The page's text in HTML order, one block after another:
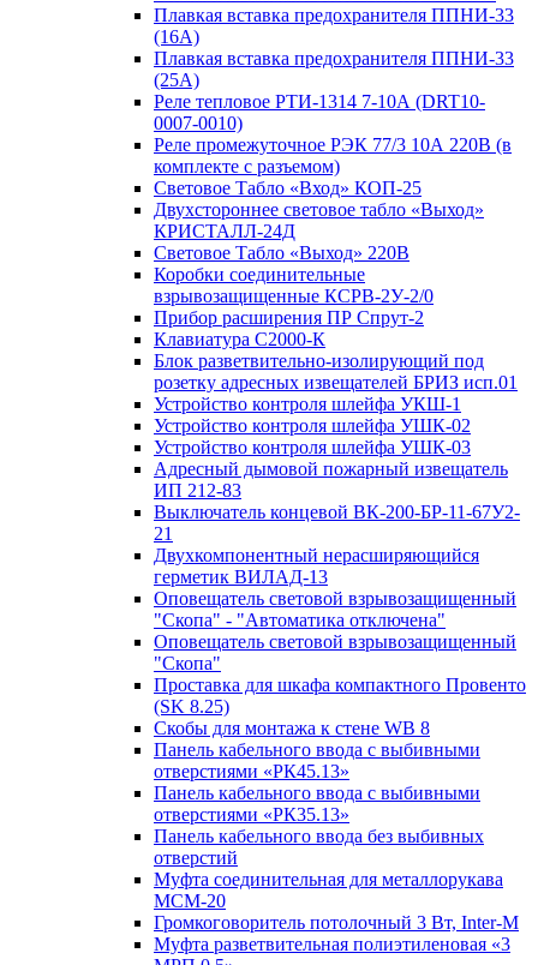
Плавкая вставка предохранителя ППНИ-33
(16А)
Плавкая вставка предохранителя ППНИ-33
(25А)
Реле тепловое РТИ-1314 7-10А (DRT10-
0007-0010)
Реле промежуточное РЭК 77/3 10А 220В (в
комплекте с разъемом)
Световое Табло «Вход» КОП-25
Двухстороннее световое табло «Выход»
КРИСТАЛЛ-24Д
Световое Табло «Выход» 220В
Коробки соединительные
взрывозащищенные КСРВ-2У-2/0
Прибор расширения ПР Спрут-2
Клавиатура С2000-К
Блок разветвительно-изолирующий под
розетку адресных извещателей БРИЗ исп.01
Устройство контроля шлейфа УКШ-1
Устройство контроля шлейфа УШК-02
Устройство контроля шлейфа УШК-03
Адресный дымовой пожарный извещатель
ИП 212-83
Выключатель концевой ВК-200-БР-11-67У2-
21
Двухкомпонентный нерасширяющийся
герметик ВИЛАД-13
Оповещатель световой взрывозащищенный
"Скопа" - "Автоматика отключена"
Оповещатель световой взрывозащищенный
"Скопа"
Проставка для шкафа компактного Провенто
(SK 8.25)
Скобы для монтажа к стене WB 8
Панель кабельного ввода с выбивными
отверстиями «РК45.13»
Панель кабельного ввода с выбивными
отверстиями «РК35.13»
Панель кабельного ввода без выбивных
отверстий
Муфта соединительная для металлорукава
МСМ-20
Громкоговоритель потолочный 3 Вт, Inter-M
Муфта разветвительная полиэтиленовая «3